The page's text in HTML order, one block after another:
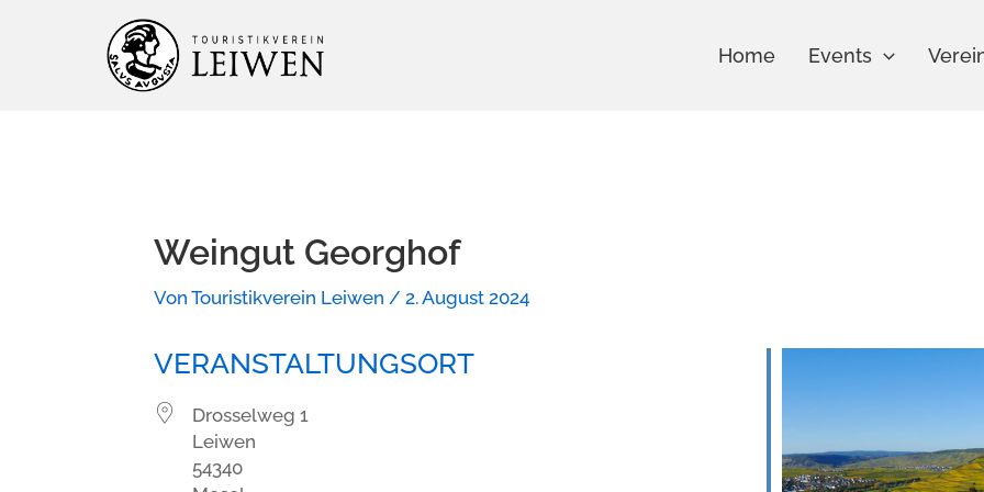
Home Events
Weingut Georghof
Von Touristikverein Leiwen / 2. August 2024
VERANSTALTUNGSORT
Drosselweg 1
Leiwen
54340